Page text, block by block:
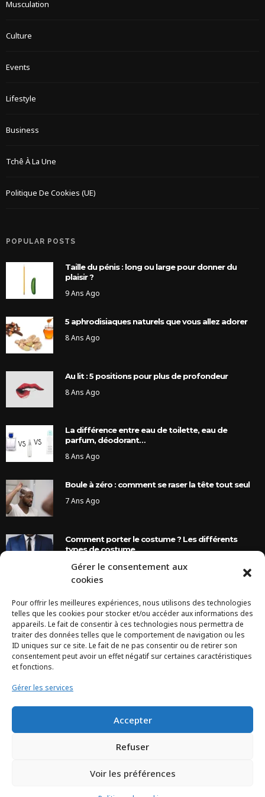
Gérer le consentement aux
cookies
Pour offrir les meilleures expériences, nous utilisons des technologies
telles que les cookies pour stocker et/ou accéder aux informations des
appareils. Le fait de consentir à ces technologies nous permettra de
traiter des données telles que le comportement de navigation ou les
ID uniques sur ce site. Le fait de ne pas consentir ou de retirer son
consentement peut avoir un effet négatif sur certaines caractéristiques
et fonctions.
Gérer les services
Accepter
Refuser
Voir les préférences
Musculation
Culture
Events
Lifestyle
Business
Tchê À La Une
Politique De Cookies (UE)
POPULAR POSTS
Taille du pénis : long ou large pour donner du
plaisir ?
9 Ans Ago
5 aphrodisiaques naturels que vous allez adorer
8 Ans Ago
Au lit : 5 positions pour plus de profondeur
8 Ans Ago
La différence entre eau de toilette, eau de
parfum, déodorant…
8 Ans Ago
Boule à zéro : comment se raser la tête tout seul
7 Ans Ago
Comment porter le costume ? Les différents
types de costume
8 Ans Ago
INSTAGRAM
Configuration error or no pictures...